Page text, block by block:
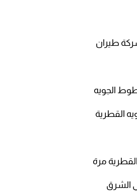
طيران
الجويه
القطرية
مرة
الشرق